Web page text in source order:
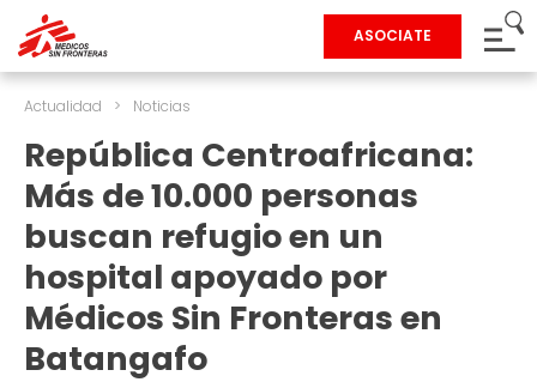
ASOCIATE
Actualidad > Noticias
República Centroafricana:
Más de 10.000 personas
buscan refugio en un
hospital apoyado por
Médicos Sin Fronteras en
Batangafo